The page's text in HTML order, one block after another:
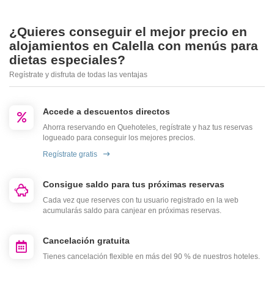
¿Quieres conseguir el mejor precio en
alojamientos en Calella con menús para
dietas especiales?
Regístrate y disfruta de todas las ventajas
Accede a descuentos directos
Ahorra reservando en Quehoteles, regístrate y haz tus reservas
logueado para conseguir los mejores precios.
Regístrate gratis
Consigue saldo para tus próximas reservas
Cada vez que reserves con tu usuario registrado en la web
acumularás saldo para canjear en próximas reservas.
Cancelación gratuita
Tienes cancelación flexible en más del 90 % de nuestros hoteles.